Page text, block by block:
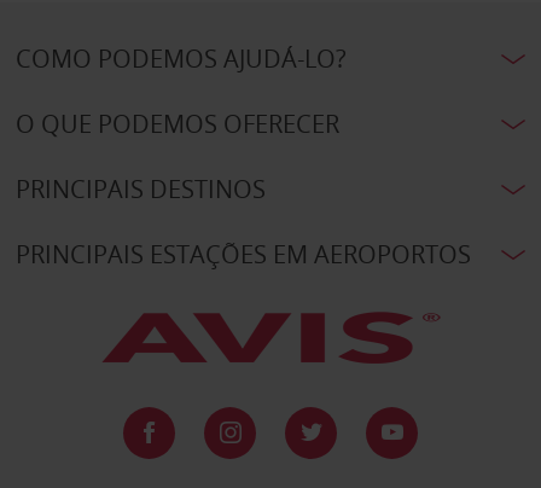
COMO PODEMOS AJUDÁ-LO?
O QUE PODEMOS OFERECER
PRINCIPAIS DESTINOS
PRINCIPAIS ESTAÇÕES EM AEROPORTOS